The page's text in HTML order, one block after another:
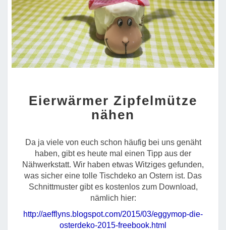
ZIPFELMÜTZE
NÄHEN
Eierwärmer Zipfelmütze
nähen
Da ja viele von euch schon häufig bei uns genäht
haben, gibt es heute mal einen Tipp aus der
Nähwerkstatt. Wir haben etwas Witziges gefunden,
was sicher eine tolle Tischdeko an Ostern ist. Das
Schnittmuster gibt es kostenlos zum Download,
nämlich hier:
http://aefflyns.blogspot.com/2015/03/eggymop-die-
osterdeko-2015-freebook.html